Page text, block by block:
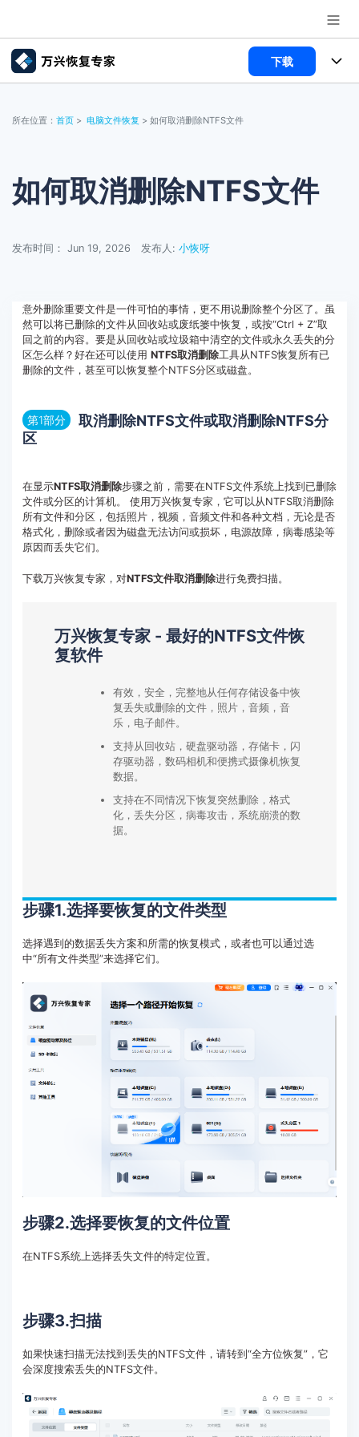
推荐产品
实用工具
关于万兴
加入我们
帮助中心
客服热线： 4000-300624
下载
文件修复
电脑数据恢复
文章资讯
破损文件修复
常见问题
所在位置： 首页 > 电脑文件恢复 > 如何取消删除NTFS文件
如何取消删除NTFS文件
发布时间： Jun 19, 2026 发布人: 小恢呀
意外删除重要文件是一件可怕的事情，更不用说删除整个分区了。虽
然可以将已删除的文件从回收站或废纸篓中恢复，或按“Ctrl + Z”取
回之前的内容。要是从回收站或垃圾箱中清空的文件或永久丢失的分
区怎么样？好在还可以使用 NTFS取消删除工具从NTFS恢复所有已
删除的文件，甚至可以恢复整个NTFS分区或磁盘。
第1部分
取消删除NTFS文件或取消删除NTFS分
区
在显示NTFS取消删除步骤之前，需要在NTFS文件系统上找到已删除
文件或分区的计算机。 使用万兴恢复专家，它可以从NTFS取消删除
所有文件和分区，包括照片，视频，音频文件和各种文档，无论是否
格式化，删除或者因为磁盘无法访问或损坏，电源故障，病毒感染等
原因而丢失它们。
下载万兴恢复专家，对NTFS文件取消删除进行免费扫描。
万兴恢复专家 - 最好的NTFS文件恢
复软件
有效，安全，完整地从任何存储设备中恢
复丢失或删除的文件，照片，音频，音
乐，电子邮件。
支持从回收站，硬盘驱动器，存储卡，闪
存驱动器，数码相机和便携式摄像机恢复
数据。
支持在不同情况下恢复突然删除，格式
化，丢失分区，病毒攻击，系统崩溃的数
据。
步骤1.选择要恢复的文件类型
选择遇到的数据丢失方案和所需的恢复模式，或者也可以通过选
中“所有文件类型”来选择它们。
步骤2.选择要恢复的文件位置
在NTFS系统上选择丢失文件的特定位置。
步骤3.扫描
如果快速扫描无法找到丢失的NTFS文件，请转到“全方位恢复”，它
会深度搜索丢失的NTFS文件。